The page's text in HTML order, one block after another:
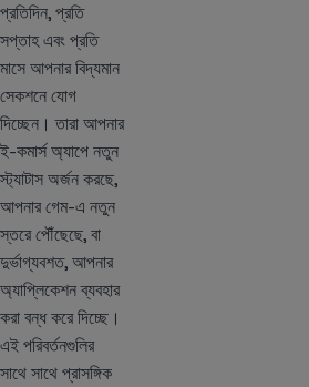
প্রতিদিন, প্রতি
সপ্তাহ এবং প্রতি
মাসে আপনার বিদ্যমান
সেকশনে যোগ
দিচ্ছেন। তারা আপনার
ই-কমার্স অ্যাপে নতুন
স্ট্যাটাস অর্জন করছে,
আপনার গেম-এ নতুন
স্তরে পৌঁছেছে, বা
দুর্ভাগ্যবশত, আপনার
অ্যাপ্লিকেশন ব্যবহার
করা বন্ধ করে দিচ্ছে।
এই পরিবর্তনগুলির
সাথে সাথে প্রাসঙ্গিক